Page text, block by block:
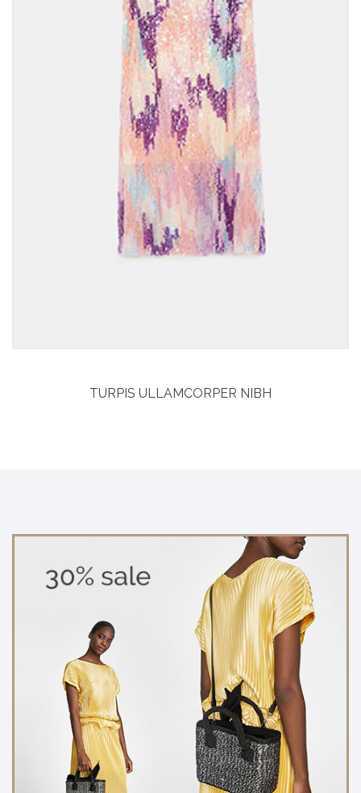
Curabitur aliquetTURPIS ULLAMCORPER NIBH